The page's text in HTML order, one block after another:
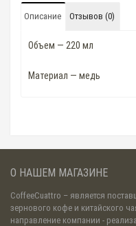
Описание Отзывов (0)
Объем — 220 мл
Материал — медь
О НАШЕМ МАГАЗИНЕ
CoffeeCuattro – является
зернового кофе и китайского
направление компании -